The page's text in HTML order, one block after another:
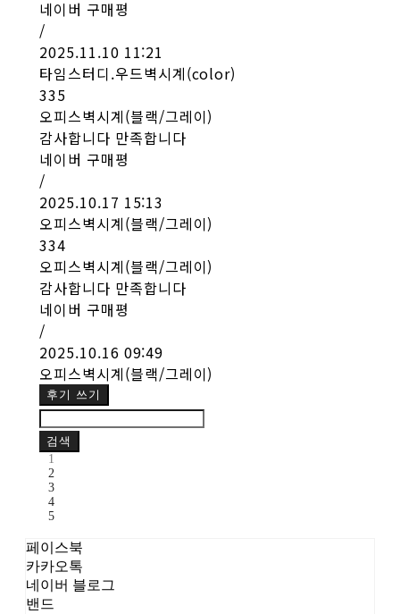
네이버 구매평
/
2025.11.10 11:21
타임스터디.우드벽시계(color)
335
오피스벽시계(블랙/그레이)
감사합니다 만족합니다
네이버 구매평
/
2025.10.17 15:13
오피스벽시계(블랙/그레이)
334
오피스벽시계(블랙/그레이)
감사합니다 만족합니다
네이버 구매평
/
2025.10.16 09:49
오피스벽시계(블랙/그레이)
후기 쓰기
검색
1
2
3
4
5
페이스북
카카오톡
네이버 블로그
밴드